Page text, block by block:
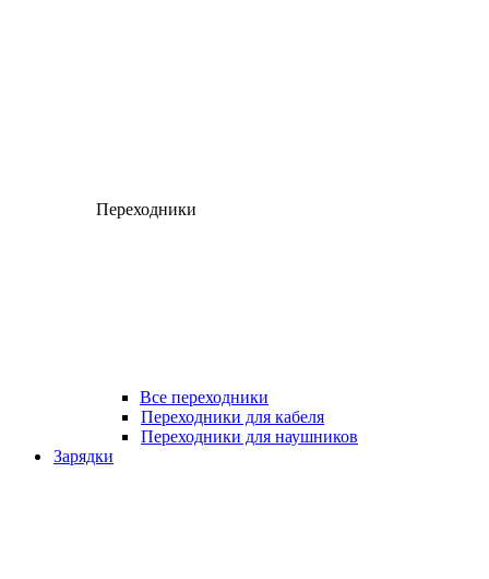
Переходники
Все переходники
Переходники для кабеля
Переходники для наушников
Зарядки